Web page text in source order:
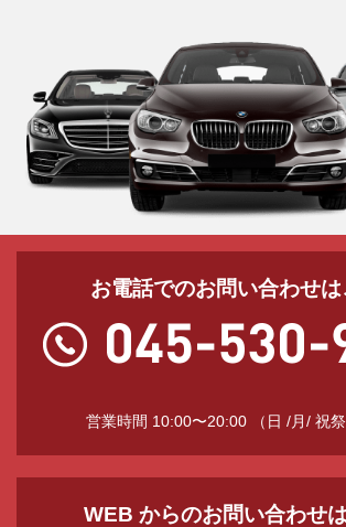
お電話でのお問い合わせは
営業時間 10:00〜20:00 （日 /月/ 祝祭
WEB からのお問い合わせ